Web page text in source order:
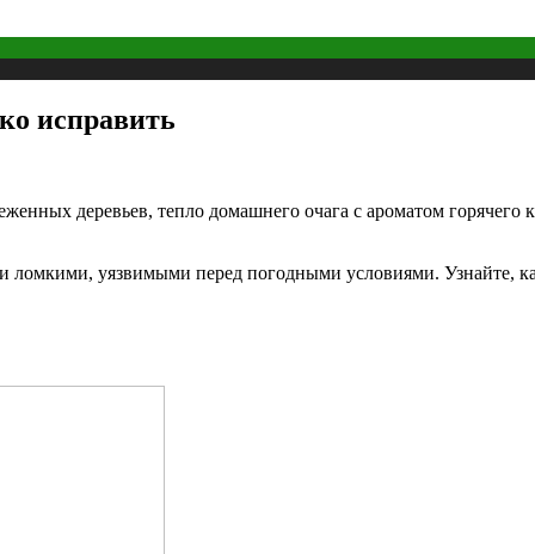
исправить
деревьев, тепло домашнего очага с ароматом
ломкими, уязвимыми перед погодными условиями. Узнайте,